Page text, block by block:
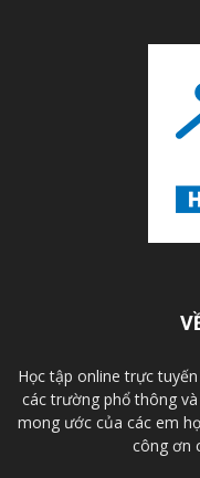
Học tập online trực
các trường phổ thông
mong ước của các em
công ơn